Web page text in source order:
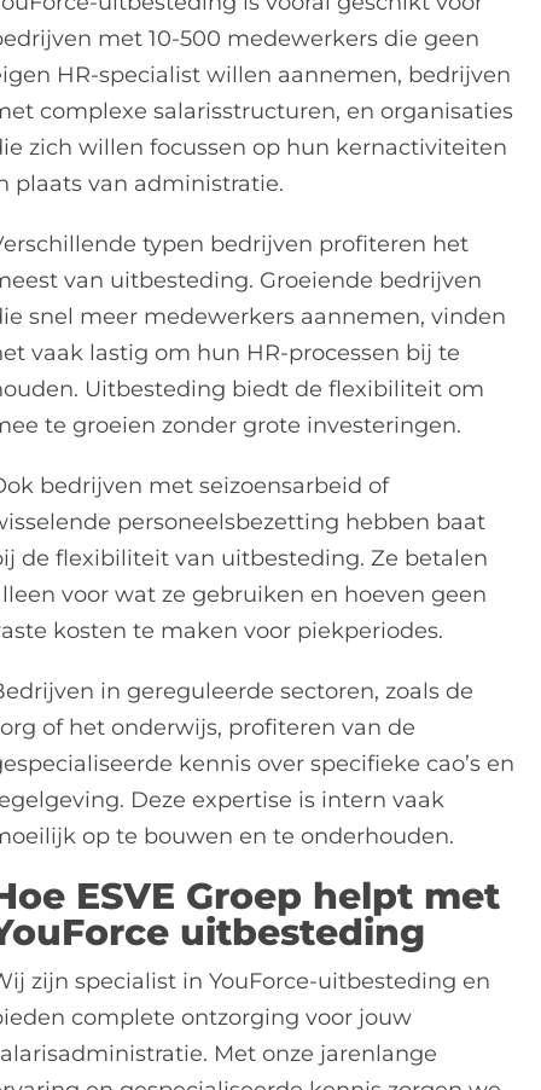
met 10-500 medewerkers die geen
HR-specialist willen aannemen, bedrijven
complexe salarisstructuren, en organisaties
zich willen focussen op hun kernactiviteiten
plaats van administratie.
typen bedrijven profiteren het
van uitbesteding. Groeiende bedrijven
snel meer medewerkers aannemen, vinden
vaak lastig om hun HR-processen bij te
Uitbesteding biedt de flexibiliteit om
te groeien zonder grote investeringen.
bedrijven met seizoensarbeid of
personeelsbezetting hebben baat
de flexibiliteit van uitbesteding. Ze betalen
voor wat ze gebruiken en hoeven geen
kosten te maken voor piekperiodes.
in gereguleerde sectoren, zoals de
of het onderwijs, profiteren van de
kennis over specifieke cao’s en
Deze expertise is intern vaak
op te bouwen en te onderhouden.
ESVE Groep helpt met
uitbesteding
zijn specialist in YouForce-uitbesteding en
complete ontzorging voor jouw
Met onze jarenlange